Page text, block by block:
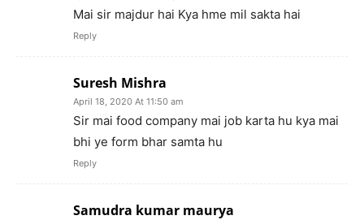
Mai sir majdur hai Kya hme mil sakta hai
Reply
Suresh Mishra
April 18, 2020 At 11:50 am
Sir mai food company mai job karta hu kya mai
bhi ye form bhar samta hu
Reply
Samudra kumar maurya